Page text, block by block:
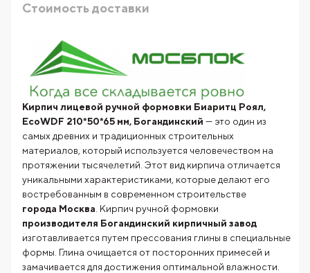
Стоимость доставки
Кирпич лицевой ручной формовки Биаритц Роял,
EcoWDF 210*50*65 мм, Богандинский — это один из
самых древних и традиционных строительных
материалов, который используется человечеством на
протяжении тысячелетий. Этот вид кирпича отличается
уникальными характеристиками, которые делают его
востребованным в современном строительстве
города Москва . Кирпич ручной формовки
производителя Богандинский кирпичный завод
изготавливается путем прессования глины в специальные
формы. Глина очищается от посторонних примесей и
замачивается для достижения оптимальной влажности.